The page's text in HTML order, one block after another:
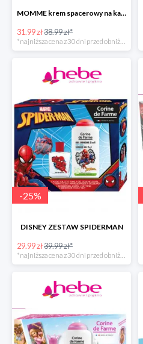
MOMME krem spacerowy na każdą pogodę do ciała
31.99 zł38.99 zł*
*najniższa cena z 30 dni przed obniżką
-25%
DISNEY ZESTAW SPIDERMAN
29.99 zł39.99 zł*